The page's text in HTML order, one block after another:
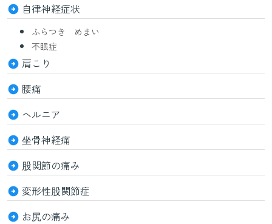
自律神経症状
ふらつき めまい
不眠症
肩こり
腰痛
ヘルニア
坐骨神経痛
股関節の痛み
変形性股関節症
お尻の痛み